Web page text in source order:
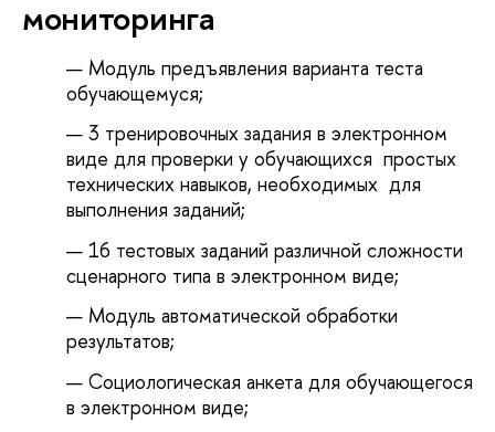
мониторинга
Модуль предъявления варианта теста
обучающемуся;
3 тренировочных задания в электронном
виде для проверки у обучающихся простых
технических навыков, необходимых для
выполнения заданий;
16 тестовых заданий различной сложности
сценарного типа в электронном виде;
Модуль автоматической обработки
результатов;
Социологическая анкета для обучающегося
в электронном виде;